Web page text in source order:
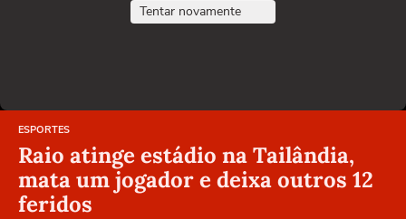
Tentar novamente
ESPORTES
Raio atinge estádio na Tailândia,
mata um jogador e deixa outros 12
feridos